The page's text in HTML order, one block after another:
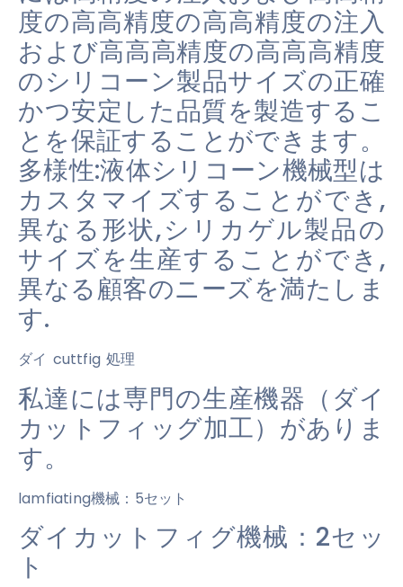
度の高高精度の高高精度の注入
および高高高精度の高高高精度
のシリコーン製品サイズの正確
かつ安定した品質を製造するこ
とを保証することができます。
多様性:液体シリコーン機械型は
カスタマイズすることができ,
異なる形状,シリカゲル製品の
サイズを生産することができ,
異なる顧客のニーズを満たしま
す.
ダイ cuttfig 処理
私達には専門の生産機器（ダイ
カットフィッグ加工）がありま
す。
lamfiating機械：5セット
ダイカットフィグ機械：2セッ
ト